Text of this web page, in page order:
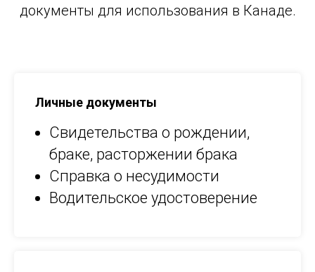
документы для использования в Канаде.
Личные документы
Свидетельства о рождении,
браке, расторжении брака
Справка о несудимости
Водительское удостоверение